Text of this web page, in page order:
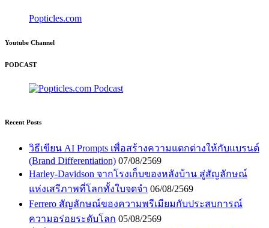
Popticles.com
Youtube Channel
PODCAST
Recent Posts
วิธีเขียน AI Prompts เพื่อสร้างความแตกต่างให้กับแบรนด์
(Brand Differentiation) 07/08/2569
Harley-Davidson จากโรงเก็บของหลังบ้าน สู่สัญลักษณ์
แห่งเสรีภาพที่โลกทั้งใบจดจำ 06/08/2569
Ferrero สัญลักษณ์ของความพรีเมียมกับประสบการณ์
ความอร่อยระดับโลก 05/08/2569